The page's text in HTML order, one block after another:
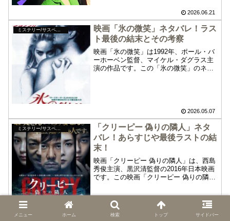
2026.06.21
ミステリー/サスペンス
映画「氷の微笑」ネタバレ！ラス
ト最後の結末とその考察
映画「氷の微笑」は1992年、ポール・バ
ーホーベン監督、マイケル・ダグラス主
演の作品です。この「氷の微笑」のネタ
2026.05.07
ミステリー/サスペンス
「クリーピー 偽りの隣人」ネタ
バレ！あらすじや最後ラストの結
末！
映画「クリーピー 偽りの隣人」は、西島
秀俊主演、黒沢清監督の2016年日本映画
です。この映画「クリーピー 偽りの隣
ト、結末、見所について紹介します。原
作の小説では「クリーピー」の続編も出
ています。
2022.11.06
メニュー ホーム 検索 トップ サイドバー